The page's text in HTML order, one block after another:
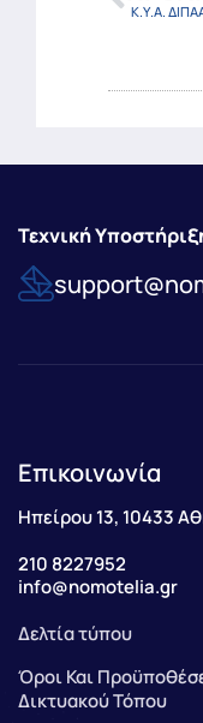
Κ.Υ.Α.
Τεχνική
Επικοινωνία
Ηπείρου 13, 10433
210 8227952
info@nomotelia.gr
Δελτία τύπου
Όροι Και
Δικτυακού Τόπου